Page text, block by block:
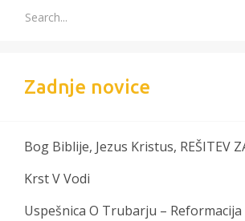
Zadnje novice
Bog Biblije, Jezus Kristus, REŠITEV
Krst V Vodi
Uspešnica O Trubarju – Reformacija